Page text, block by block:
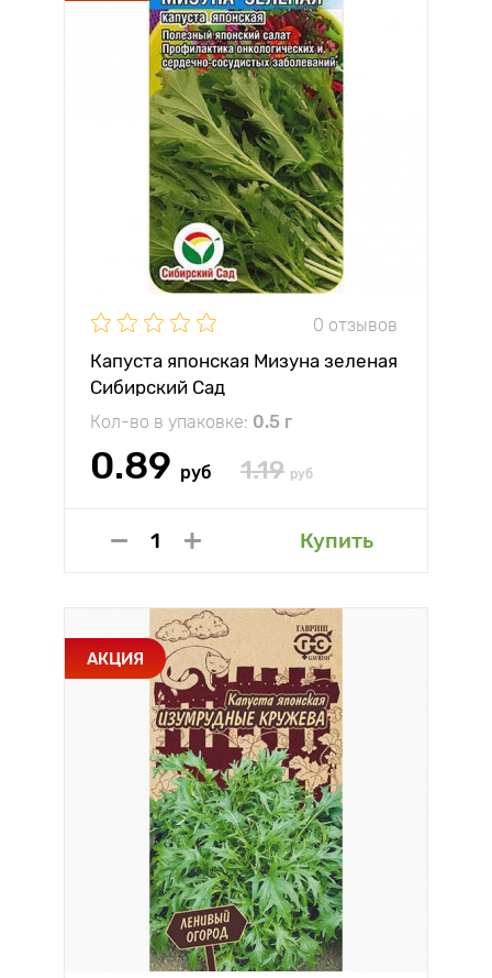
0 отзывов
Капуста японская Мизуна зеленая
Сибирский Сад
Кол-во в упаковке: 0.5 г
0.89 руб 1.19 руб
Купить
АКЦИЯ